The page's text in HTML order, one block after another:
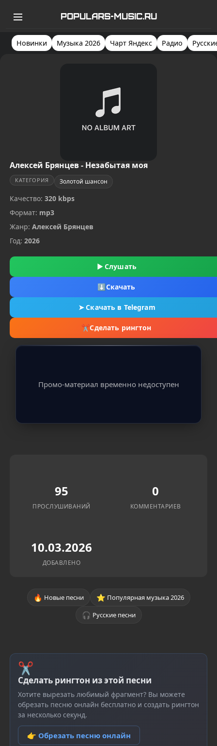
POPULARS-MUSIC.RU
Новинки Музыка 2026 Чарт Яндекс Радио
Алексей Брянцев - Незабытая моя
КАТЕГОРИЯ Золотой шансон
Качество: 320 kbps
Формат: mp3
Жанр: Алексей Брянцев
Год: 2026
▶ Слушать
⬇Скачать
➤Скачать в Telegram
✂Сделать рингтон
Промо-материал временно недоступен
95
ПРОСЛУШИВАНИЙ
0
КОММЕНТАРИЕВ
10.03.2026
ДОБАВЛЕНО
🔥 Новые песни ⭐ Популярная музыка 2026
🎧 Русские песни
✂
Сделать рингтон из этой песни
Хотите вырезать любимый фрагмент? Вы можете
обрезать песню онлайн бесплатно и создать рингтон
за несколько секунд.
👉 Обрезать песню онлайн